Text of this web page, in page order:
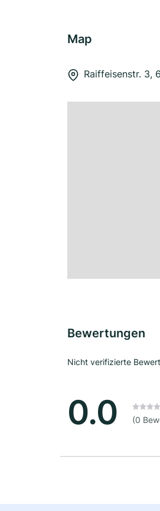
Map
Raiffeisenstr. 3,
Bewertungen
Nicht verifizierte
0.0 (0